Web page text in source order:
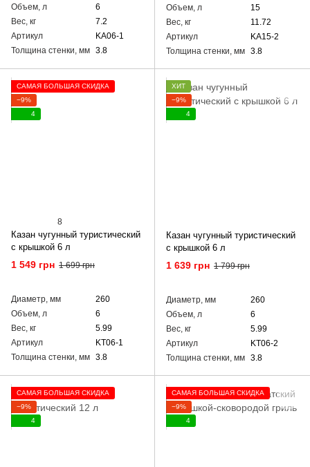
Объем, л
6
Вес, кг
7.2
Артикул
KA06-1
Толщина стенки, мм 3.8
Объем, л
15
Вес, кг
11.72
Артикул
KA15-2
Толщина стенки, мм 3.8
САМАЯ БОЛЬШАЯ СКИДКА
−9%
4
8
Казан чугунный туристический
с крышкой 6 л
1 549 грн 1 699 грн
Диаметр, мм
260
Объем, л
6
Вес, кг
5.99
Артикул
KT06-1
Толщина стенки, мм 3.8
ХИТ
−9%
4
Казан чугунный туристический
с крышкой 6 л
1 639 грн 1 799 грн
Диаметр, мм
260
Объем, л
6
Вес, кг
5.99
Артикул
KT06-2
Толщина стенки, мм 3.8
САМАЯ БОЛЬШАЯ СКИДКА
−9%
4
САМАЯ БОЛЬШАЯ СКИДКА
−9%
4